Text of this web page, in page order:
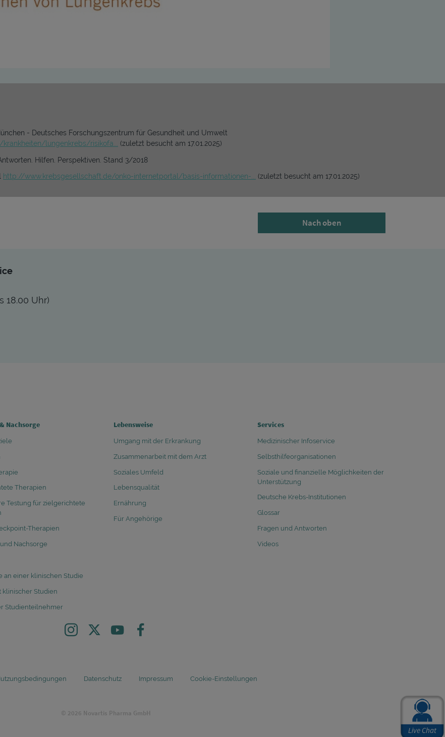
- Deutsches Forschungszentrum für Gesundheit und Umwelt
lungenkrebs/risikofa... (zuletzt besucht am 17.01.2025)
Hilfen. Perspektiven. Stand 3/2018
http://www.krebsgesellschaft.de/onko-internetportal/basis-informationen-... (zuletzt besucht am 17.01.2025)
Nach oben
18.00 Uhr)
Nachsorge
Therapien
Testung für zielgerichtete
Therapien
Nachsorge
an einer klinischen Studie
klinischer Studien
Studienteilnehmer
Lebensweise
Umgang mit der Erkrankung
Zusammenarbeit mit dem Arzt
Soziales Umfeld
Lebensqualität
Ernährung
Für Angehörige
Services
Medizinischer Infoservice
Selbsthilfeorganisationen
Soziale und finanzielle Möglichkeiten der
Unterstützung
Deutsche Krebs-Institutionen
Glossar
Fragen und Antworten
Videos
Instagram Youtube
Datenschutz Impressum Cookie-Einstellungen
© 2026 Novartis Pharma GmbH